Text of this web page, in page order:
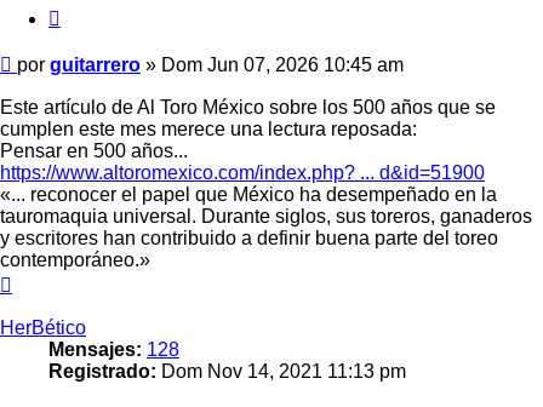
Mensaje
por guitarrero » Dom Jun 07, 2026 10:45 am
Este artículo de Al Toro México sobre los 500 años que se
cumplen este mes merece una lectura reposada:
Pensar en 500 años...
https://www.altoromexico.com/index.php? ... d&id=51900
«... reconocer el papel que México ha desempeñado en la
tauromaquia universal. Durante siglos, sus toreros, ganaderos
y escritores han contribuido a definir buena parte del toreo
contemporáneo.»
HerBético
Mensajes: 128
Registrado: Dom Nov 14, 2021 11:13 pm